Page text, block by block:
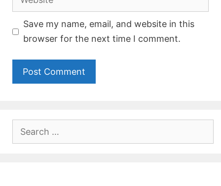
Save my name, email, and website in this
browser for the next time I comment.
Search
for: